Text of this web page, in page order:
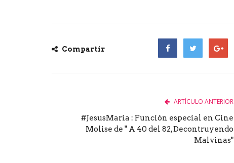
Compartir
ARTÍCULO ANTERIOR
#JesusMaria : Función especial en Cine
Molise de " A 40 del 82, Decontruyendo
Malvinas"